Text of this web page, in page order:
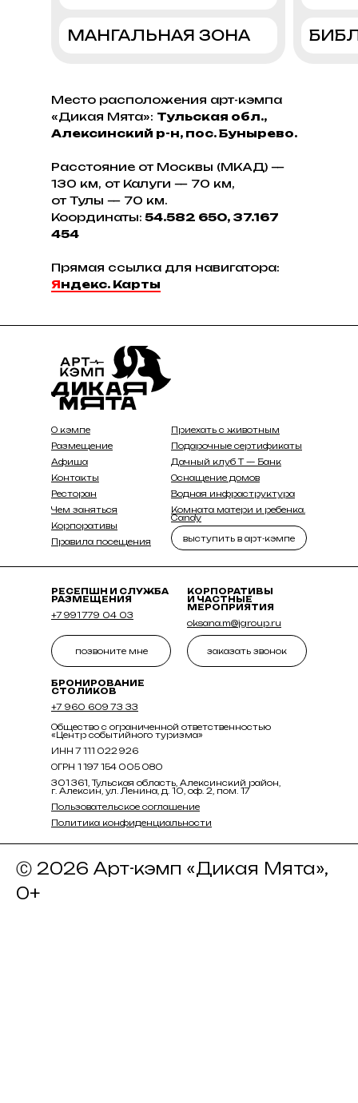
МАНГАЛЬНАЯ ЗОНА
Место расположения арт-кэмпа
«Дикая Мята»: Тульская обл.,
Алексинский р-н, пос. Бунырево.
Расстояние от Москвы (МКАД) —
130 км, от Калуги — 70 км,
от Тулы — 70 км.
Координаты: 54.582 650, 37.167
454
Прямая ссылка для навигатора:
Яндекс. Карты
О кэмпе
Размещение
Афиша
Контакты
Ресторан
Чем заняться
Корпоративы
Правила посещения
Приехать с животным
Подарочные сертификаты
Дачный клуб Т — Банк
Оснащение домов
Водная инфраструктура
Комната матери и ребенка.
Candy
выступить в арт-кэмпе
БРОНИРОВАНИЕ
СТОЛИКОВ
+7 960 609 73 33
РЕСЕПШН И СЛУЖБА
РАЗМЕЩЕНИЯ
+7 991 779 04 03
КОРПОРАТИВЫ
И ЧАСТНЫЕ
МЕРОПРИЯТИЯ
oksana.m@jgroup.ru
Общество с ограниченной ответственностью
«Центр событийного туризма»
ИНН 7 111 022 926
ОГРН 1 197 154 005 080
301 361, Тульская область, Алексинский район,
г. Алексин, ул. Ленина, д. 10, оф. 2, пом. 17
Пользовательское соглашение
Политика конфиденциальности
заказать звонок
позвоните мне
Ⓒ 2026 Арт-кэмп «Дикая Мята»,
0+